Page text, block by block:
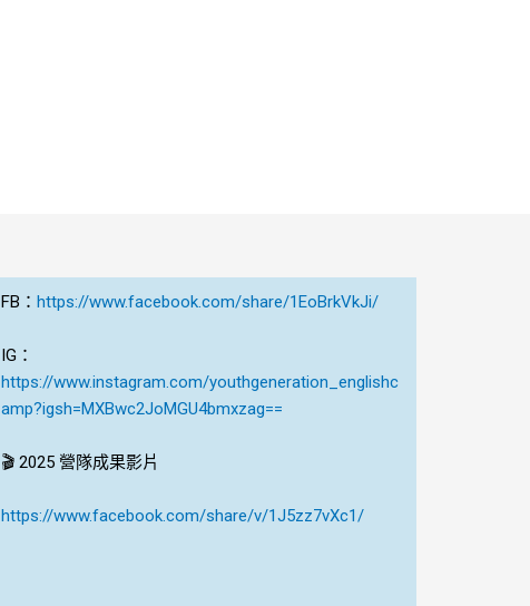
FB： https://www.facebook.com/share/1EoBrkVkJi/
IG：
https://www.instagram.com/youthgeneration_englishc
amp?igsh=MXBwc2JoMGU4bmxzag==
🎬 2025 營隊成果影片
https://www.facebook.com/share/v/1J5zz7vXc1/